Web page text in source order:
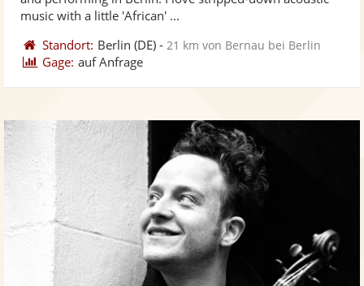
music with a little 'African' ...
Standort: Berlin (DE) - 21 km von Bernau bei Berlin
Gage: auf Anfrage